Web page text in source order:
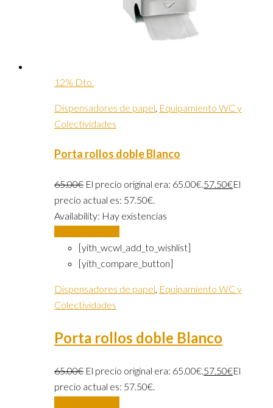
12% Dto.
Dispensadores de papel, Equipamiento WC y
Colectividades
Porta rollos doble Blanco
65.00€ El precio original era: 65.00€.57.50€El
precio actual es: 57.50€.
Availability: Hay existencias
[yith_wcwl_add_to_wishlist]
[yith_compare_button]
Dispensadores de papel, Equipamiento WC y
Colectividades
Porta rollos doble Blanco
65.00€ El precio original era: 65.00€.57.50€El
precio actual es: 57.50€.